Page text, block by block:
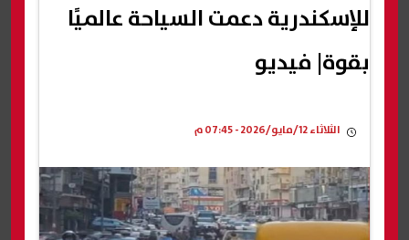
للإسكندرية دعمت السياحة عالميًا
بقوة| فيديو
الثلاثاء 12/مايو/2026 - 07:45 م